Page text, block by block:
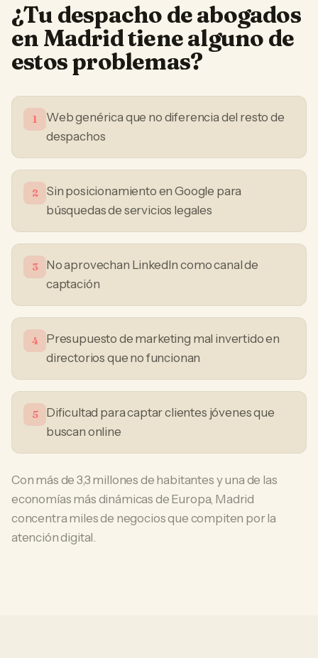
¿Tu despacho de abogados
en Madridtiene alguno de
estos problemas?
1
Web genérica que no diferencia del resto de
despachos
2
Sin posicionamiento en Google para
búsquedas de servicios legales
3
No aprovechan LinkedIn como canal de
captación
4
Presupuesto de marketing mal invertido en
directorios que no funcionan
5
Dificultad para captar clientes jóvenes que
buscan online
Con más de 3,3 millones de habitantes y una de las
economías más dinámicas de Europa, Madrid
concentra miles de negocios que compiten por la
atención digital.